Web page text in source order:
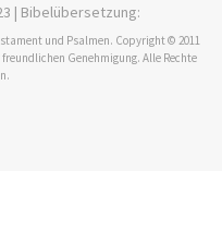
| Bibelübersetzung:
und Psalmen. Copyright © 2011
Genehmigung. Alle Rechte